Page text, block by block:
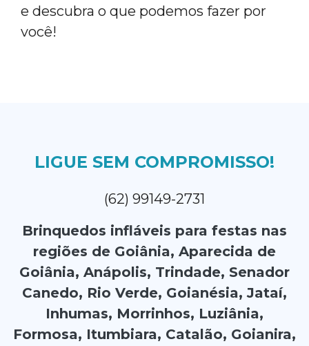
e descubra o que podemos fazer por
você!
LIGUE SEM COMPROMISSO!
(62) 99149-2731
Brinquedos infláveis para festas nas
regiões de Goiânia, Aparecida de
Goiânia, Anápolis, Trindade, Senador
Canedo, Rio Verde, Goianésia, Jataí,
Inhumas, Morrinhos, Luziânia,
Formosa, Itumbiara, Catalão, Goianira,